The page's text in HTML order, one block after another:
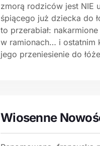
zmorą rodziców jest NIE
śpiącego już dziecka do
to przerabiał:
w ramionach… i ostatnim
jego przeniesienie do
Wiosenne